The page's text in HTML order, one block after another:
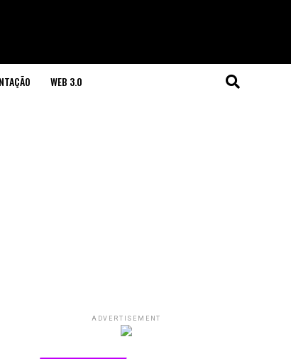
WEB 3.0
ADVERTISEMENT